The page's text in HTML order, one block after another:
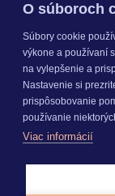
Cenníky
konfigurácia
Cenníky
konfigurácia
Odoberajte
O násKariéra
Copyright © 2026
O súboroch
Súbory cookie
výkone a používaní
na vylepšenie a
Nastavenie si
prispôsobovanie
používanie
Viac informácií